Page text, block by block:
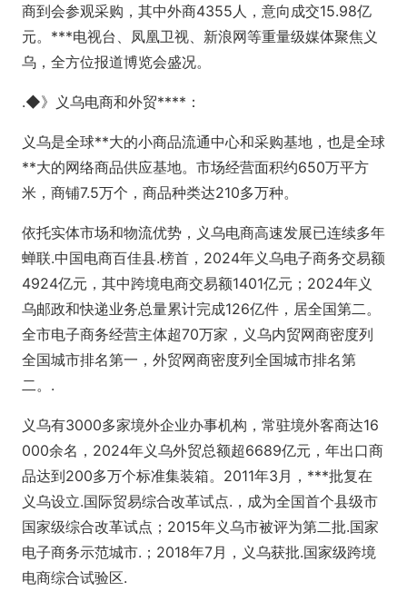
商到会参观采购，其中外商4355人，意向成交15.98亿
元。***电视台、凤凰卫视、新浪网等重量级媒体聚焦义
乌，全方位报道博览会盛况。
.◆》义乌电商和外贸****：
义乌是全球**大的小商品流通中心和采购基地，也是全球
**大的网络商品供应基地。市场经营面积约650万平方
米，商铺7.5万个，商品种类达210多万种。
依托实体市场和物流优势，义乌电商高速发展已连续多年
蝉联.中国电商百佳县.榜首，2024年义乌电子商务交易额
4924亿元，其中跨境电商交易额1401亿元；2024年义
乌邮政和快递业务总量累计完成126亿件，居全国第二。
全市电子商务经营主体超70万家，义乌内贸网商密度列
全国城市排名第一，外贸网商密度列全国城市排名第
二。.
义乌有3000多家境外企业办事机构，常驻境外客商达16
000余名，2024年义乌外贸总额超6689亿元，年出口商
品达到200多万个标准集装箱。2011年3月，***批复在
义乌设立.国际贸易综合改革试点.，成为全国首个县级市
国家级综合改革试点；2015年义乌市被评为第二批.国家
电子商务示范城市.；2018年7月，义乌获批.国家级跨境
电商综合试验区.